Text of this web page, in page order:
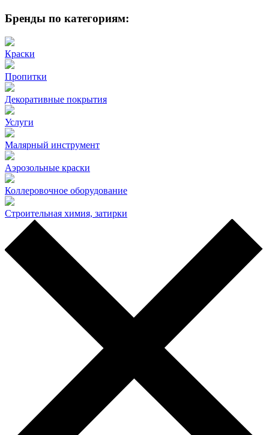
Бренды по категориям:
Краски
Пропитки
Декоративные покрытия
Услуги
Малярный инструмент
Аэрозольные краски
Коллеровочное оборудование
Строительная химия, затирки